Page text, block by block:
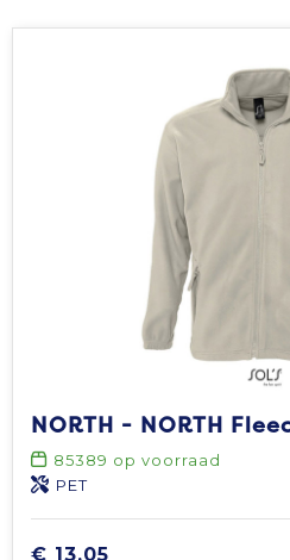
NORTH - NORTH
85389 op voorraad
PET
€ 13,05